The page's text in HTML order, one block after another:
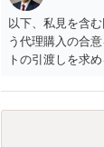
以下、私見を含
う代理購入の合
トの引渡しを求
ば、交際を終了
チケットを引き
致するのではな